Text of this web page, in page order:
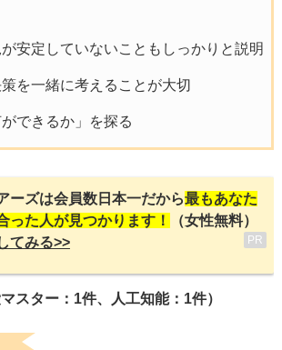
安定していないこともしっかりと説明
を一緒に考えることが大切
ができるか」を探る
ーズは会員数日本一だから最もあなた
った人が見つかります！
（女性無料）
てみる>>
PR
スター：1件、人工知能：1件）